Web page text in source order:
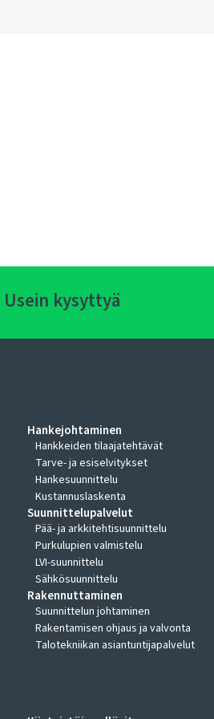
Usein kysyttyä
Hankejohtaminen
Hankkeiden tilaajatehtävät
Tarve- ja esiselvitykset
Hankesuunnittelu
Kustannuslaskenta
Suunnittelupalvelut
Pää- ja arkkitehtisuunnittelu
Purkulupien valmistelu
LVI-suunnittelu
Sähkösuunnittelu
Rakennuttaminen
Suunnittelun johtaminen
Rakentamisen ohjaus ja valvonta
Talotekniikan asiantuntijapalvelut